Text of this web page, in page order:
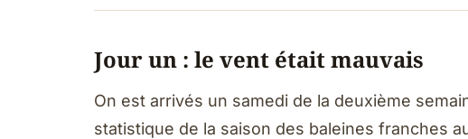
Jour un : le vent était mauvais
On est arrivés un samedi de la deuxième
statistique de la saison des baleines franches